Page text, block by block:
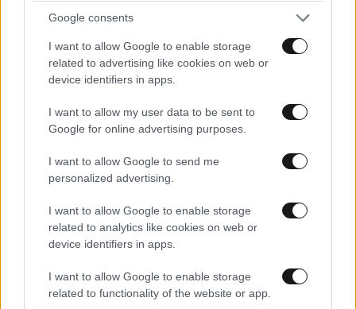
Google consents
I want to allow Google to enable storage
related to advertising like cookies on web or
device identifiers in apps.
I want to allow my user data to be sent to
Google for online advertising purposes.
I want to allow Google to send me
personalized advertising.
I want to allow Google to enable storage
related to analytics like cookies on web or
device identifiers in apps.
I want to allow Google to enable storage
related to functionality of the website or app.